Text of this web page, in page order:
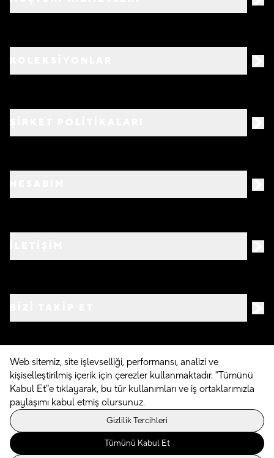
©2026 Crocs.com.tr • Tüm hakları saklıdır
Powered By
Web sitemiz, site işlevselliği, performansı, analizi ve
kişiselleştirilmiş içerik için çerezler kullanmaktadır. "Tümünü
Kabul Et"e tıklayarak, bu tür kullanımları ve iş ortaklarımızla
paylaşımı kabul etmiş olursunuz.
Gizlilik Tercihleri
Tümünü Kabul Et